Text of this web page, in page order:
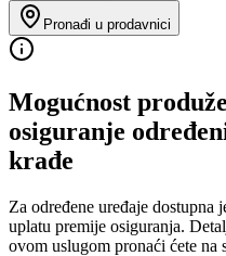
Pronađi u prodavnici
Mogućnost
osiguranje
krađe
Za određene uređaje dostupna
uplatu premije osiguranja.
ovom uslugom pronaći ćete na